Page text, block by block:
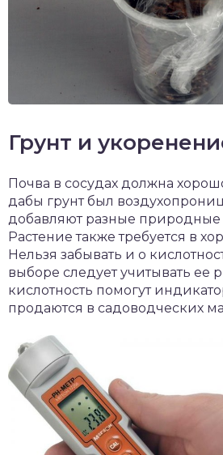
Грунт и
Почва в сосудах должна
дабы грунт был
добавляют разные природные
Растение также требуется в
Нельзя забывать и о
выборе следует учитывать ее
кислотность помогут
продаются в садоводческих